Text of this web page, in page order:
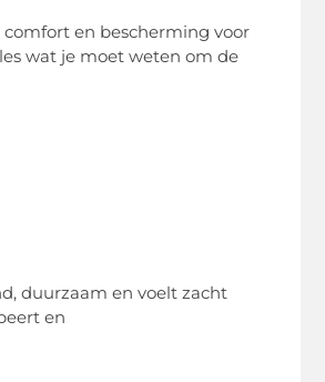
en bescherming voor
wat je moet weten om de
duurzaam en voelt zacht
en